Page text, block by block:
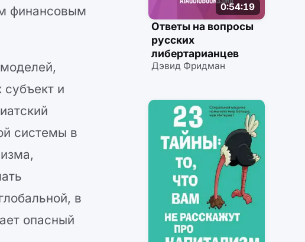
финансовым
субъект и
системы в
в
опасный
0:54:19
Ответы на вопросы
русских
либертарианцев
Дэвид Фридман